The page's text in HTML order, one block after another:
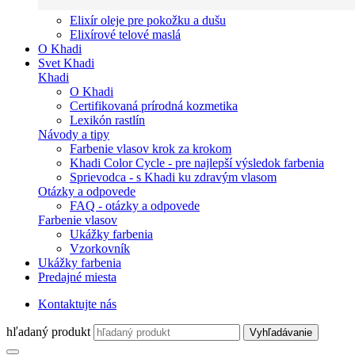
Elixír oleje pre pokožku a dušu
Elixírové telové maslá
O Khadi
Svet Khadi
Khadi
O Khadi
Certifikovaná prírodná kozmetika
Lexikón rastlín
Návody a tipy
Farbenie vlasov krok za krokom
Khadi Color Cycle - pre najlepší výsledok farbenia
Sprievodca - s Khadi ku zdravým vlasom
Otázky a odpovede
FAQ - otázky a odpovede
Farbenie vlasov
Ukážky farbenia
Vzorkovník
Ukážky farbenia
Predajné miesta
Kontaktujte nás
hľadaný produkt Vyhľadávanie